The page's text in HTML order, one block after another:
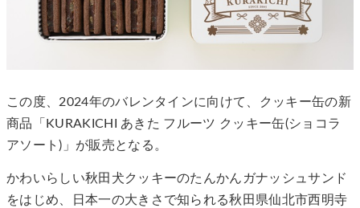
この度、2024年のバレンタインに向けて、クッキー缶の新
商品「KURAKICHI あきた フルーツ クッキー缶(ショコラ
アソート)」が販売となる。
かわいらしい秋田犬クッキーのたんかんガナッシュサンド
をはじめ、日本一の大きさで知られる秋田県仙北市西明寺